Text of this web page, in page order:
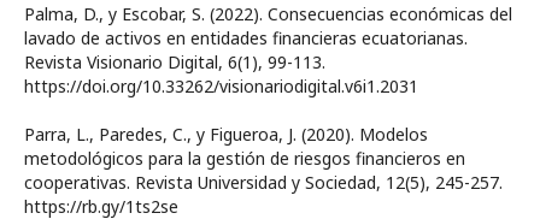
Palma, D., y Escobar, S. (2022). Consecuencias económicas del
lavado de activos en entidades financieras ecuatorianas.
Revista Visionario Digital, 6(1), 99-113.
https://doi.org/10.33262/visionariodigital.v6i1.2031
Parra, L., Paredes, C., y Figueroa, J. (2020). Modelos
metodológicos para la gestión de riesgos financieros en
cooperativas. Revista Universidad y Sociedad, 12(5), 245-257.
https://rb.gy/1ts2se